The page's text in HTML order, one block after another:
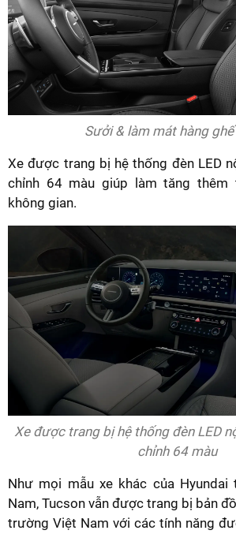
Sưởi & làm mát hàng
Xe được trang bị hệ thống đèn LED
chỉnh 64 màu giúp làm tăng thêm
không gian.
Xe được trang bị hệ thống đèn LED
chỉnh 64 màu
Như mọi mẫu xe khác của
Nam, Tucson vẫn được trang bị bản
trường Việt Nam với các tính năng